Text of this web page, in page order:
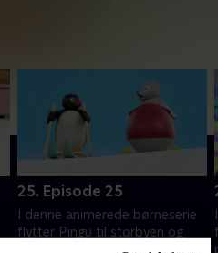
25. Episode 25
I denne animerede børneserie
flytter Pingu til storbyen og
prøver det ene arbejde efter